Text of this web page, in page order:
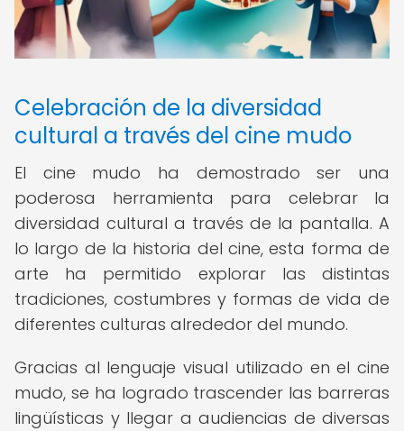
Celebración de la diversidad
cultural a través del cine mudo
El cine mudo ha demostrado ser una
poderosa herramienta para celebrar la
diversidad cultural a través de la pantalla. A
lo largo de la historia del cine, esta forma de
arte ha permitido explorar las distintas
tradiciones, costumbres y formas de vida de
diferentes culturas alrededor del mundo.
Gracias al lenguaje visual utilizado en el cine
mudo, se ha logrado trascender las barreras
lingüísticas y llegar a audiencias de diversas